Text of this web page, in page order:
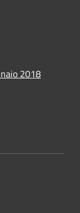
2018